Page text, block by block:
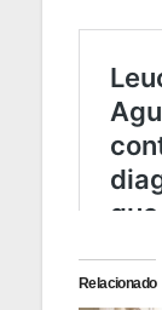
Relacionado